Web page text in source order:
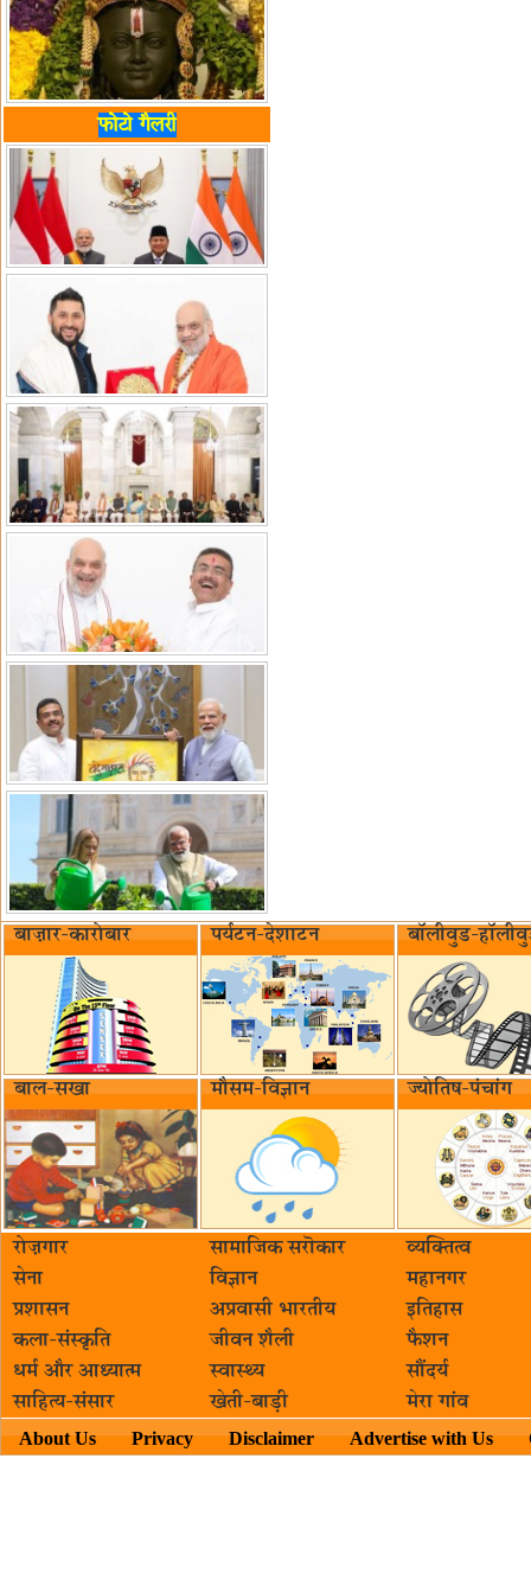
फोटो गैलरी
बाज़ार-कारोबार पर्यटन-देशाटन बॉलीवुड-
बाल-सखा मौसम-विज्ञान ज्योतिष-पंचांग
रोज़गार सामाजिक सरॊकार‌
व्यक्तित्व
सेना
विज्ञान
महानगर
प्रशासन
अप्रवासी भारतीय
इतिहास
कला-संस्कृति
जीवन शैली
फैशन
धर्म और आध्यात्म
स्वास्थ्य
सौंदर्य
साहित्य-संसार
खेती-बाड़ी मेरा गांव
About Us Privacy Disclaimer Advertise with Us